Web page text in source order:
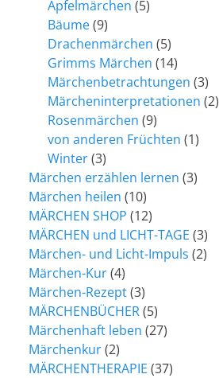
Apfelmärchen (5)
Bäume(9)
Drachenmärchen (5)
Grimms Märchen (14)
Märchenbetrachtungen (3)
Märcheninterpretationen (2)
Rosenmärchen (9)
von anderen Früchten (1)
Winter(3)
Märchen erzählen lernen (3)
Märchen heilen (10)
MÄRCHEN SHOP (12)
MÄRCHEN und LICHT-TAGE (3)
Märchen- und Licht-Impuls (2)
Märchen-Kur(4)
Märchen-Rezept(3)
MÄRCHENBÜCHER(5)
Märchenhaft leben (27)
Märchenkur(2)
MÄRCHENTHERAPIE (37)